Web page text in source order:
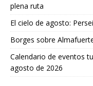
plena ruta
El cielo de agosto:
Borges sobre
Calendario de eventos
agosto de 2026